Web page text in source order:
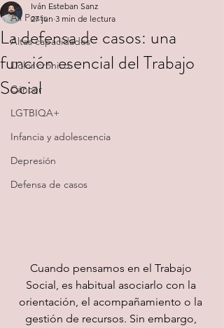
All Posts
Altas capacidades
Dolor crónico
Cáncer
LGTBIQA+
Infancia y adolescencia
Depresión
Defensa de casos
La defensa de casos: una
función esencial del Trabajo
Social
Iván Esteban Sanz
27 jun 3 min de lectura
Cuando pensamos en el Trabajo
Social, es habitual asociarlo con la
orientación, el acompañamiento o la
gestión de recursos. Sin embargo,